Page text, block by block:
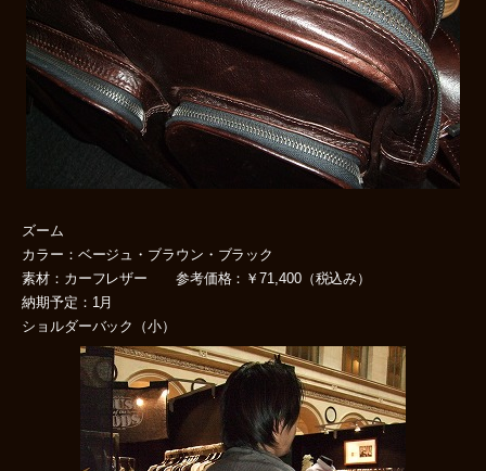
ズーム
カラー：ベージュ・ブラウン・ブラック
素材：カーフレザー 参考価格：￥71,400（税込み）
納期予定：1月
ショルダーバック（小）